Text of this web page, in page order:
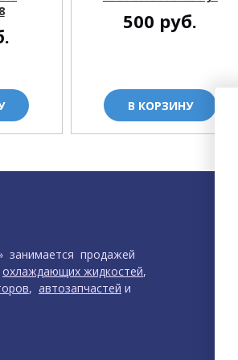
500 руб.
В КОРЗИНУ
занимается продажей
охлаждающих жидкостей,
, автозапчастей и